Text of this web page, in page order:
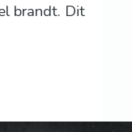
brandt. Dit